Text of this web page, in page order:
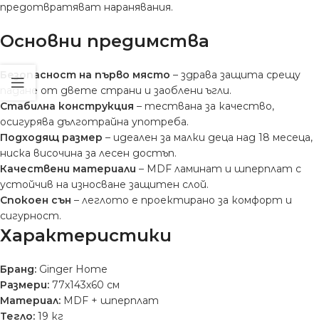
предотвратяват наранявания.
Основни предимства
Безопасност на първо място – здрава защита срещу
падане от двете страни и заоблени ъгли.
Стабилна конструкция – тествана за качество,
осигурява дълготрайна употреба.
Подходящ размер – идеален за малки деца над 18 месеца,
ниска височина за лесен достъп.
Качествени материали – MDF ламинат и шперплат с
устойчив на износване защитен слой.
Спокоен сън – леглото е проектирано за комфорт и
сигурност.
Характеристики
Бранд: Ginger Home
Размери: 77х143х60 см
Материал: MDF + шперплат
Тегло: 19 кг